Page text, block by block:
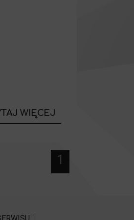
WIĘCEJ
Proste
1